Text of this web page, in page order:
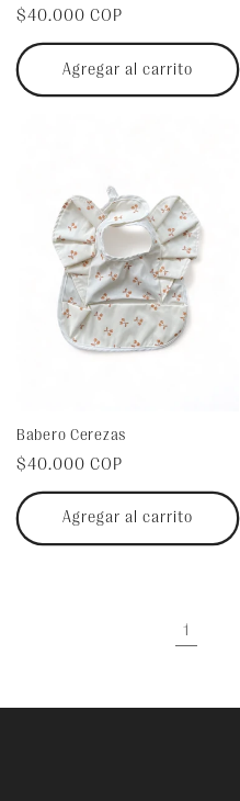
Precio
habitual
$40.000 COP
Agregar al carrito
Babero Cerezas
Precio
habitual
$40.000 COP
Agregar al carrito
1